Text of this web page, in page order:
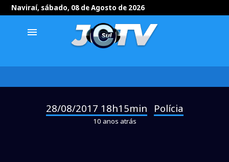
Naviraí, sábado, 08 de Agosto de 2026
menu
28/08/2017 18h15min Polícia
10 anos atrás